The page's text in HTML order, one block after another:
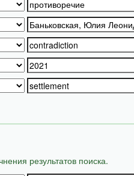
результатов поиска.